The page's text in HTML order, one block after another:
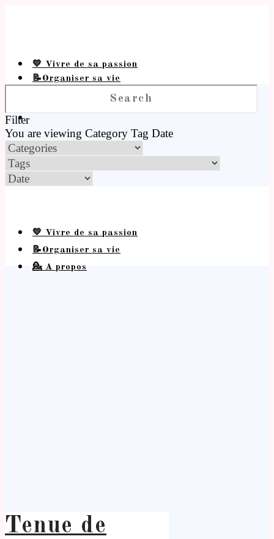
💛 Vivre de sa passion
📝Organiser sa vie
Filter
You are viewing Category Tag Date
💛 Vivre de sa passion
📝Organiser sa vie
💁 A propos
Tenue de